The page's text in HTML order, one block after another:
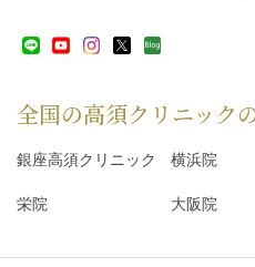
全国の高須クリニック
銀座高須クリニック 横浜院
栄院 大阪院